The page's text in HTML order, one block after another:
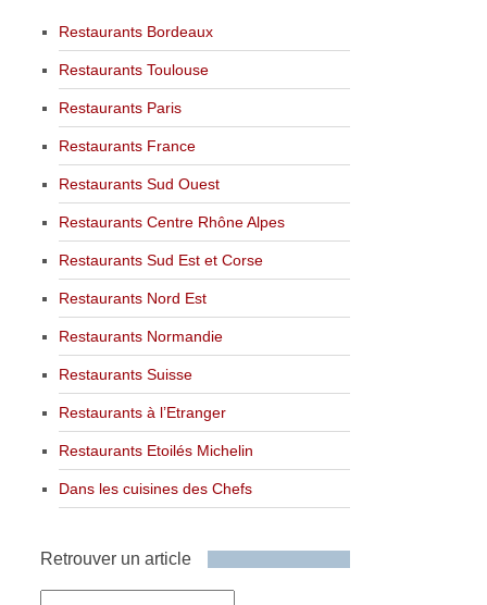
Restaurants Bordeaux
Restaurants Toulouse
Restaurants Paris
Restaurants France
Restaurants Sud Ouest
Restaurants Centre Rhône Alpes
Restaurants Sud Est et Corse
Restaurants Nord Est
Restaurants Normandie
Restaurants Suisse
Restaurants à l’Etranger
Restaurants Etoilés Michelin
Dans les cuisines des Chefs
Retrouver un article